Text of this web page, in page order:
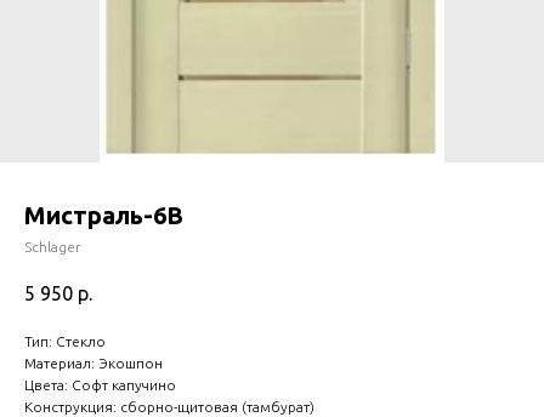
Мистраль-6B
Schlager
5 950 р.
Тип: Стекло
Материал: Экошпон
Цвета: Софт капучино
Конструкция: сборно-щитовая (тамбурат)